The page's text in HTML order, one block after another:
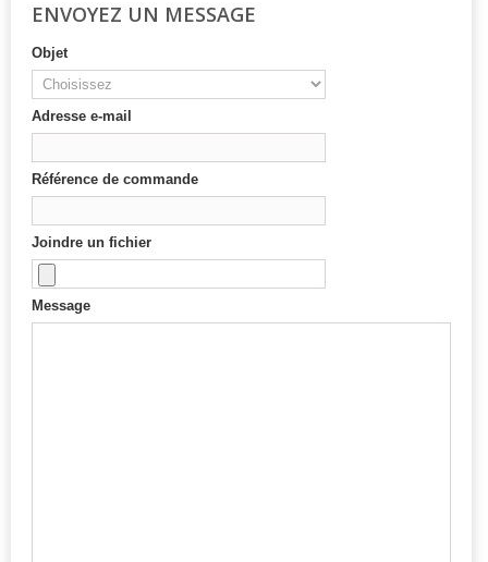
ENVOYEZ UN MESSAGE
Objet
Adresse e-mail
Référence de commande
Joindre un fichier
Message